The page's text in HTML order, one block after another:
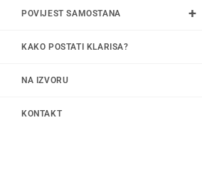
POVIJEST SAMOSTANA
KAKO POSTATI KLARISA?
NA IZVORU
KONTAKT